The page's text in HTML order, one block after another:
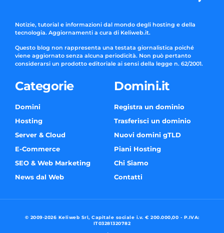
Notizie, tutorial e informazioni dal mondo degli hosting e della
tecnologia. Aggiornamenti a cura di Keliweb.it.
Questo blog non rappresenta una testata giornalistica poiché
viene aggiornato senza alcuna periodicità. Non può pertanto
considerarsi un prodotto editoriale ai sensi della legge n. 62/2001.
Categorie
Domini
Hosting
Server & Cloud
E-Commerce
SEO & Web Marketing
News dal Web
Domini.it
Registra un dominio
Trasferisci un dominio
Nuovi domini gTLD
Piani Hosting
Chi Siamo
Contatti
© 2009-2026 Keliweb Srl, Capitale sociale i.v. € 200.000,00 - P.IVA:
IT03281320782